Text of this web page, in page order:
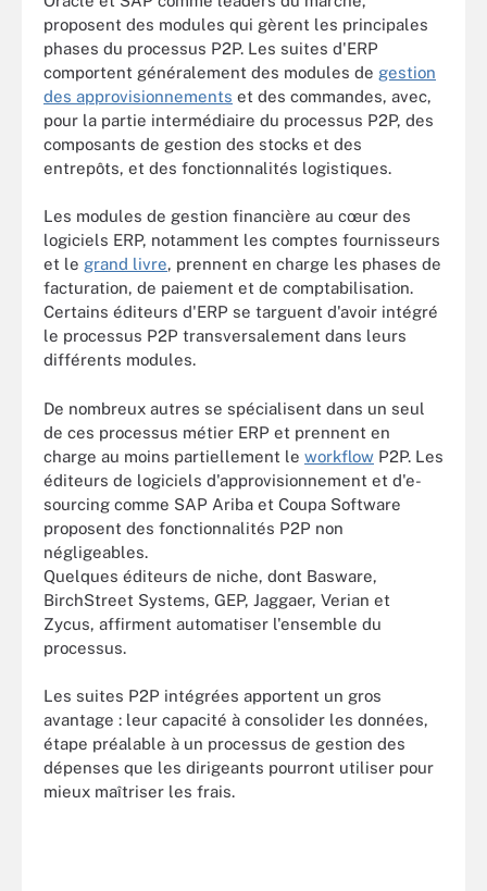
proposent des modules qui gèrent les principales
phases du processus P2P. Les suites d'ERP
comportent généralement des modules de gestion
des approvisionnements et des commandes, avec,
pour la partie intermédiaire du processus P2P, des
composants de gestion des stocks et des
entrepôts, et des fonctionnalités logistiques.
Les modules de gestion financière au cœur des
logiciels ERP, notamment les comptes fournisseurs
et le grand livre, prennent en charge les phases de
facturation, de paiement et de comptabilisation.
Certains éditeurs d'ERP se targuent d'avoir intégré
le processus P2P transversalement dans leurs
différents modules.
De nombreux autres se spécialisent dans un seul
de ces processus métier ERP et prennent en
charge au moins partiellement le workflow P2P. Les
éditeurs de logiciels d'approvisionnement et d'e-
sourcing comme SAP Ariba et Coupa Software
proposent des fonctionnalités P2P non
négligeables.
Quelques éditeurs de niche, dont Basware,
BirchStreet Systems, GEP, Jaggaer, Verian et
Zycus, affirment automatiser l'ensemble du
processus.
Les suites P2P intégrées apportent un gros
avantage : leur capacité à consolider les données,
étape préalable à un processus de gestion des
dépenses que les dirigeants pourront utiliser pour
mieux maîtriser les frais.